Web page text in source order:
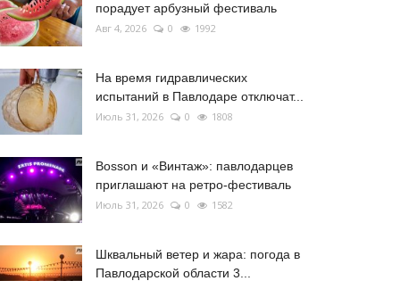
порадует арбузный фестиваль
Авг 4, 2026 0 1992
На время гидравлических
испытаний в Павлодаре отключат...
Июль 31, 2026 0 1808
Bosson и «Винтаж»: павлодарцев
приглашают на ретро-фестиваль
Июль 31, 2026 0 1582
Шквальный ветер и жара: погода в
Павлодарской области 3...